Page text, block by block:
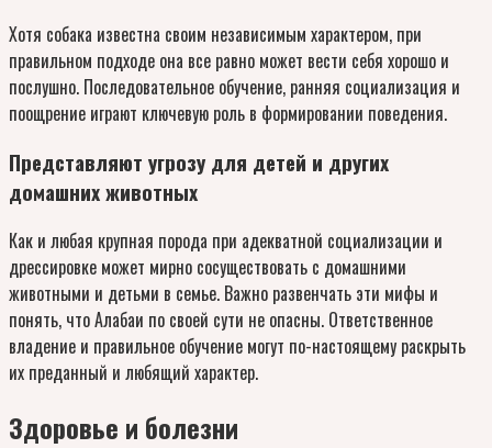
Хотя собака известна своим независимым характером, при
правильном подходе она все равно может вести себя хорошо и
послушно. Последовательное обучение, ранняя социализация и
поощрение играют ключевую роль в формировании поведения.
Представляют угрозу для детей и других
домашних животных
Как и любая крупная порода при адекватной социализации и
дрессировке может мирно сосуществовать с домашними
животными и детьми в семье. Важно развенчать эти мифы и
понять, что Алабаи по своей сути не опасны. Ответственное
владение и правильное обучение могут по-настоящему раскрыть
их преданный и любящий характер.
Здоровье и болезни